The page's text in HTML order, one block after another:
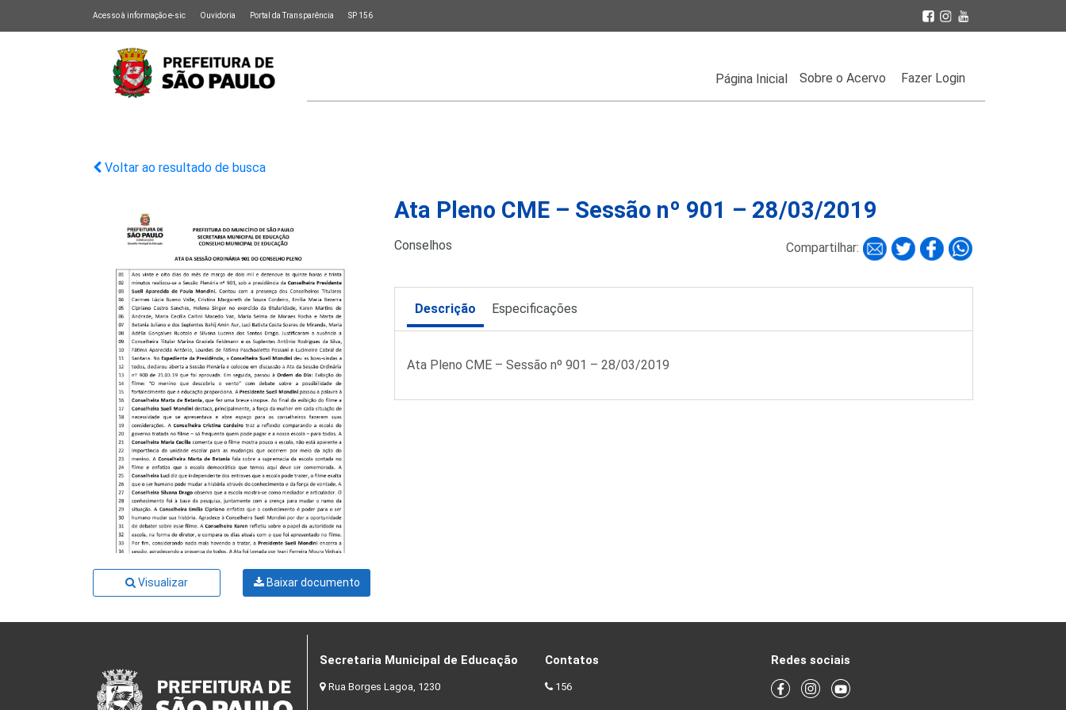
Acesso à informação e-sic Ouvidoria Portal da Transparência SP 156
Página Inicial Sobre o Acervo Fazer Login
Voltar ao resultado de busca
Visualizar Baixar documento
Ata Pleno CME – Sessão nº 901 – 28/03/2019
Conselhos Compartilhar:
Descrição Especificações
Ata Pleno CME – Sessão nº 901 – 28/03/2019
Secretaria Municipal de Educação
Rua Borges Lagoa, 1230
Contatos
156
Redes sociais